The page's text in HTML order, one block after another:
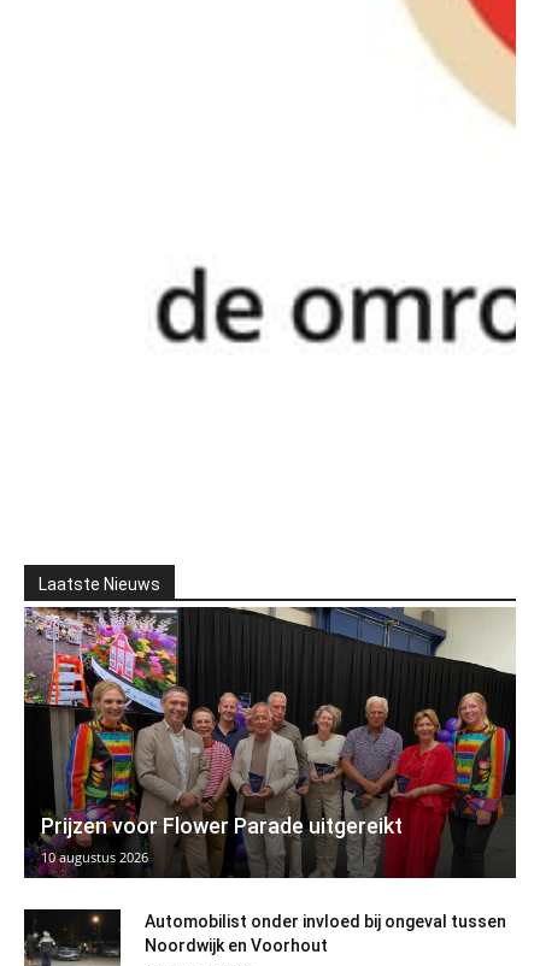
Laatste Nieuws
Prijzen voor Flower Parade uitgereikt
10 augustus 2026
Automobilist onder invloed bij ongeval tussen
Noordwijk en Voorhout